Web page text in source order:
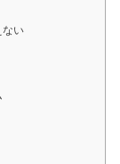
ない